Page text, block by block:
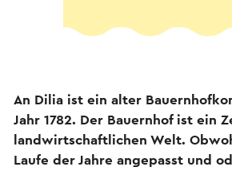
An Dilia ist ein alter
Jahr 1782. Der Bauernhof ist ein
landwirtschaftlichen Welt.
Laufe der Jahre angepasst und